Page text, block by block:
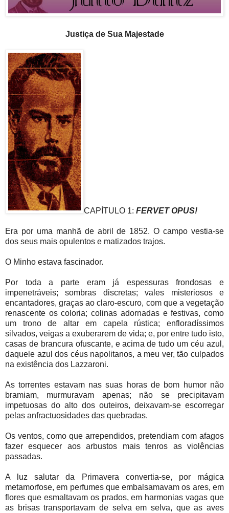
Justiça de Sua Majestade
CAPÍTULO 1: FERVET OPUS!
Era por uma manhã de abril de 1852. O campo vestia-se
dos seus mais opulentos e matizados trajos.
O Minho estava fascinador.
Por toda a parte eram já espessuras frondosas e
impenetráveis; sombras discretas; vales misteriosos e
encantadores, graças ao claro-escuro, com que a vegetação
renascente os coloria; colinas adornadas e festivas, como
um trono de altar em capela rústica; enfloradíssimos
silvados, veigas a exuberarem de vida; e, por entre tudo isto,
casas de brancura ofuscante, e acima de tudo um céu azul,
daquele azul dos céus napolitanos, a meu ver, tão culpados
na existência dos Lazzaroni.
As torrentes estavam nas suas horas de bom humor não
bramiam, murmuravam apenas; não se precipitavam
impetuosas do alto dos outeiros, deixavam-se escorregar
pelas anfractuosidades das quebradas.
Os ventos, como que arrependidos, pretendiam com afagos
fazer esquecer aos arbustos mais tenros as violências
passadas.
A luz salutar da Primavera convertia-se, por mágica
metamorfose, em perfumes que embalsamavam os ares, em
flores que esmaltavam os prados, em harmonias vagas que
as brisas transportavam de selva em selva, que as aves